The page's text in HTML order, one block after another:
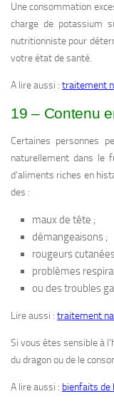
Une consommation
charge de potassium
nutritionniste pour
votre état de santé.
A lire aussi : traitement
19 – Contenu
Certaines personnes
naturellement dans le
d’aliments riches en
des :
maux de tête ;
démangeaisons ;
rougeurs
problèmes
ou des troubles
Lire aussi : traitement
Si vous êtes sensible à
du dragon ou de le
A lire aussi : bienfaits de